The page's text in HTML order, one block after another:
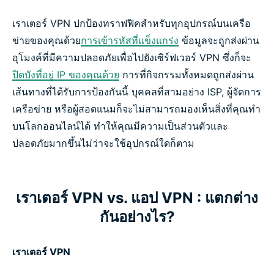
เราเตอร์ VPN ปกป้องทราฟฟิคสำหรับทุกอุปกรณ์บนเครือ
ข่ายของคุณด้วยการเข้ารหัสที่แข็งแกร่ง ข้อมูลจะถูกส่งผ่าน
อุโมงค์ที่มีความปลอดภัยเพื่อไปยังเซิร์ฟเวอร์ VPN ซึ่งก็จะ
ปิดบังที่อยู่ IP ของคุณด้วย การที่กิจกรรมทั้งหมดถูกส่งผ่าน
เส้นทางที่ได้รับการป้องกันนี้ บุคคลที่สามอย่าง ISP, ผู้จัดการ
เครือข่าย หรือผู้สอดแนมก็จะไม่สามารถมองเห็นสิ่งที่คุณทำ
บนโลกออนไลน์ได้ ทำให้คุณมีความเป็นส่วนตัวและ
ปลอดภัยมากขึ้นไม่ว่าจะใช้อุปกรณ์ใดก็ตาม
เราเตอร์ VPN vs. แอป VPN : แตกต่าง
กันอย่างไร?
เราเตอร์ VPN